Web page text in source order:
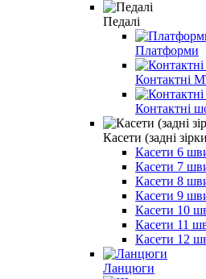
Педалі
Платформи
Контактні
Контактні
Касети (задні
Касети 6
Касети 7
Касети 8
Касети 9
Касети 10
Касети 11
Касети 12
Ланцюги